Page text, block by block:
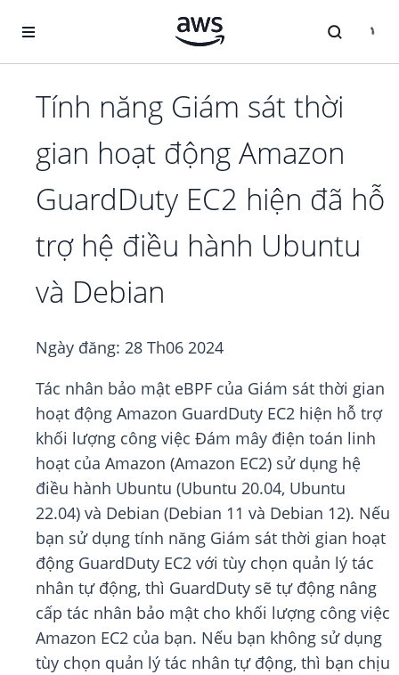
Tính năng Giám sát thời
gian hoạt động Amazon
GuardDuty EC2 hiện đã hỗ
trợ hệ điều hành Ubuntu
và Debian
Ngày đăng: 28 Th06 2024
Tác nhân bảo mật eBPF của Giám sát thời gian
hoạt động Amazon GuardDuty EC2 hiện hỗ trợ
khối lượng công việc Đám mây điện toán linh
hoạt của Amazon (Amazon EC2) sử dụng hệ
điều hành Ubuntu (Ubuntu 20.04, Ubuntu
22.04) và Debian (Debian 11 và Debian 12). Nếu
bạn sử dụng tính năng Giám sát thời gian hoạt
động GuardDuty EC2 với tùy chọn quản lý tác
nhân tự động, thì GuardDuty sẽ tự động nâng
cấp tác nhân bảo mật cho khối lượng công việc
Amazon EC2 của bạn. Nếu bạn không sử dụng
tùy chọn quản lý tác nhân tự động, thì bạn chịu